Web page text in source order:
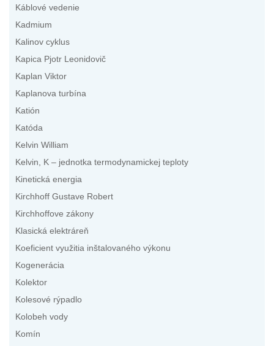
Káblové vedenie
Kadmium
Kalinov cyklus
Kapica Pjotr Leonidovič
Kaplan Viktor
Kaplanova turbína
Katión
Katóda
Kelvin William
Kelvin, K – jednotka termodynamickej teploty
Kinetická energia
Kirchhoff Gustave Robert
Kirchhoffove zákony
Klasická elektráreň
Koeficient využitia inštalovaného výkonu
Kogenerácia
Kolektor
Kolesové rýpadlo
Kolobeh vody
Komín